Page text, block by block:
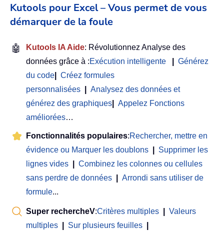
Kutools pour Excel – Vous permet de vous
démarquer de la foule
🤖 Kutools IA Aide: Révolutionnez Analyse des
données grâce à :Exécution intelligente
Générez
du code
Créez formules
personnalisées
Analysez des données et
générez des graphiques
Appelez Fonctions
améliorées…
Fonctionnalités populaires:Rechercher, mettre en
évidence ou Marquer les doublons
Supprimer les
lignes vides
Combinez les colonnes ou cellules
sans perdre de données
Arrondi sans utiliser de
formule...
Super rechercheV:Critères multiples
Valeurs
multiples
Sur plusieurs feuilles